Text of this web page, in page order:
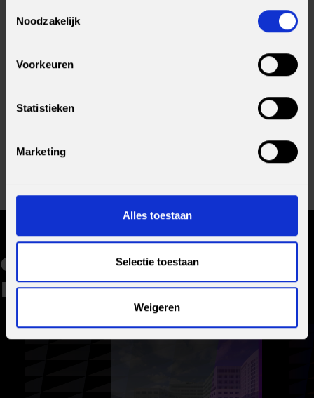
Noodzakelijk
Voorkeuren
Statistieken
Marketing
Alles toestaan
Selectie toestaan
Weigeren
Wil jij ook graag aan de overstap maken en werken in de IT? Bekijk
neemcontact
GERELATEERDE
BLOGS